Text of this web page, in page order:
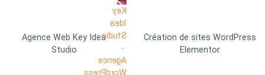
Agence Web Key Idea
Studio
Création de sites WordPress
Elementor